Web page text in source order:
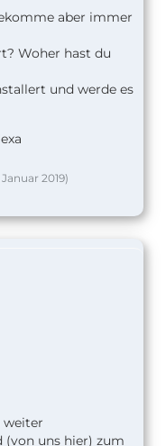
aber immer
Woher hast du
und werde es
Januar 2019)
weiter
(von uns hier) zum